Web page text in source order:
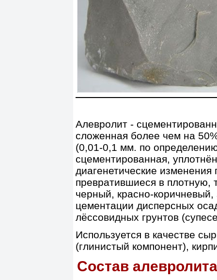
Алевролит -
сложенная более чем на
(0,01-0,1 мм. по
сцементированная,
диагенетические
превратившиеся в плотную,
черный, красно-
цементации дисперсных
лёссовидных грунтов
Используется в качестве
(глинистый компонент),
Состав алевролита